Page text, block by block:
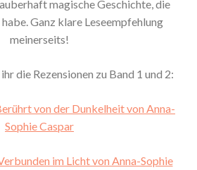
magische Geschichte, die
Ganz klare Leseempfehlung
meinerseits!
die Rezensionen zu Band 1 und 2:
von der Dunkelheit von Anna-
Sophie Caspar
im Licht von Anna-Sophie